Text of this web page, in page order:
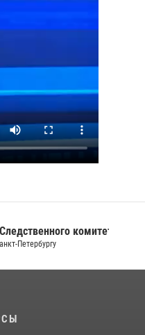
комитета России